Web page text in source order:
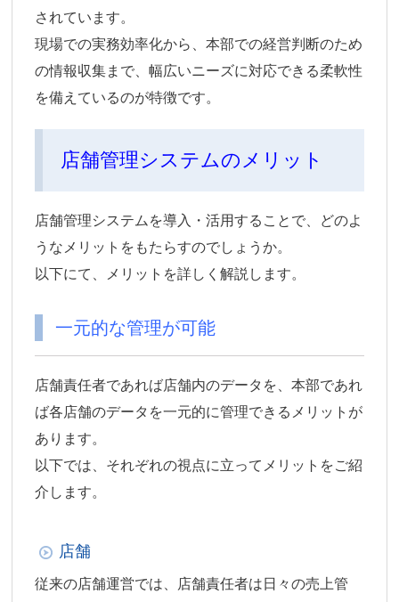
されています。
現場での実務効率化から、本部での経営判断のため
の情報収集まで、幅広いニーズに対応できる柔軟性
を備えているのが特徴です。
店舗管理システムのメリット
店舗管理システムを導入・活用することで、どのよ
うなメリットをもたらすのでしょうか。
以下にて、メリットを詳しく解説します。
一元的な管理が可能
店舗責任者であれば店舗内のデータを、本部であれ
ば各店舗のデータを一元的に管理できるメリットが
あります。
以下では、それぞれの視点に立ってメリットをご紹
介します。
店舗
従来の店舗運営では、店舗責任者は日々の売上管